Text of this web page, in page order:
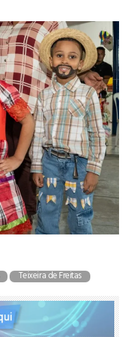
Teixeira de Freitas